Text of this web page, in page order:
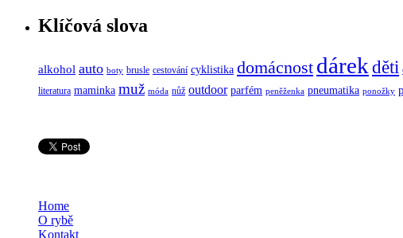
Klíčová slova
alkohol auto boty brusle cestování cyklistika domácnost dárekděti
literatura maminka muž móda nůž outdoor parfém peněženka pneumatika ponožky
Home
O rybě
Kontakt